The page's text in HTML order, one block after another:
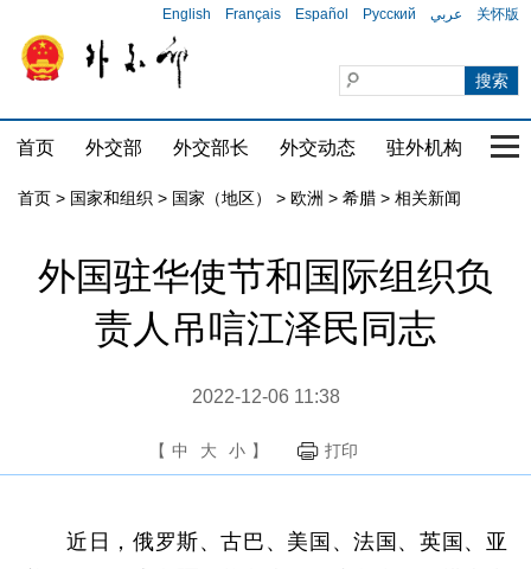
English Français Español Русский عربي 关怀版
首页 外交部 外交部长 外交动态 驻外机构 国
首页 > 国家和组织 > 国家（地区） > 欧洲 > 希腊 > 相关新闻
外国驻华使节和国际组织负
责人吊唁江泽民同志
2022-12-06 11:38
【 中 大 小 】 打印
近日，俄罗斯、古巴、美国、法国、英国、亚